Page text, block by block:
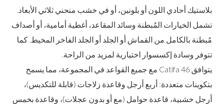
بلاستيك أحادي اللون أو بلونين، أو في خشب منحني ثلاثي الأبعاد.
تشمل الخيارات المُبطنة وسائد المقاعد، أغطية أمامية، أو أصداف
مُبطنة بالكامل من القماش أو الجلد أو الجلد الفاخر المخيط. كما
تتوفر وسادة إكسسوار اختيارية لمزيد من الراحة.
يتوافق Catifa 46 مع جميع القواعد في المجموعة، مما يسمح
بتكوينات متعددة: أربع أرجل وقاعدة زلاجات (قابلة للتكديس)،
أرجل خشبية، قاعدة حوامل (مع أو بدون عجلات)، وقاعدة بخمس